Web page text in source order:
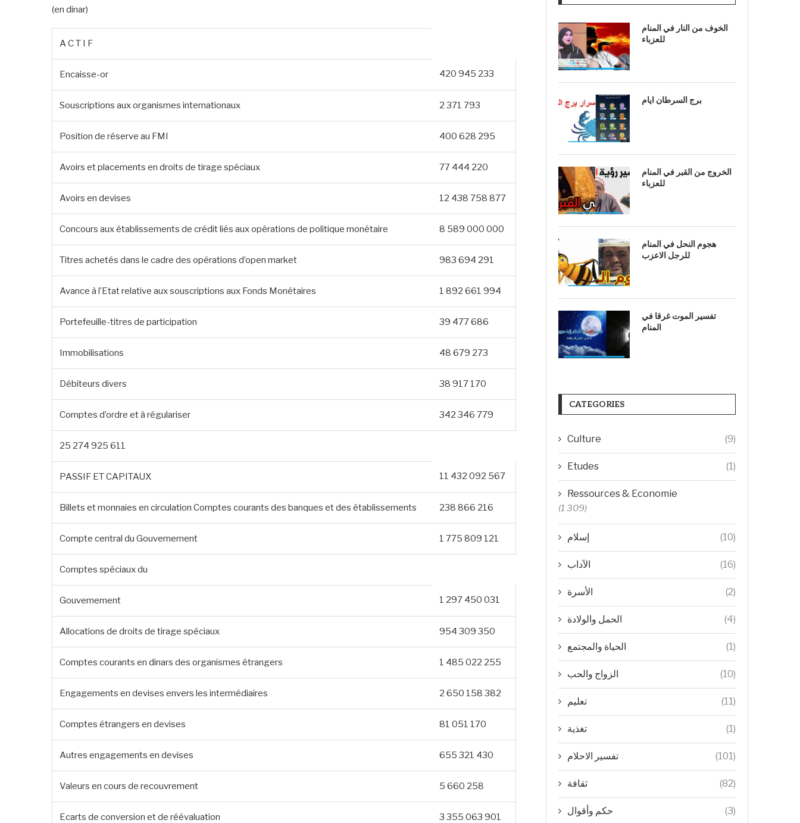
(en dinar)
A C T I F
Encaisse-or 420 945 233
Souscriptions aux organismes internationaux 2 371 793
Position de réserve au FMI 400 628 295
Avoirs et placements en droits de tirage spéciaux 77 444 220
Avoirs en devises 12 438 758 877
Concours aux établissements de crédit liés aux opérations de politique monétaire 8 589 000 000
Titres achetés dans le cadre des opérations d’open market 983 694 291
Avance à l’Etat relative aux souscriptions aux Fonds Monétaires 1 892 661 994
Portefeuille-titres de participation 39 477 686
Immobilisations 48 679 273
Débiteurs divers 38 917 170
Comptes d’ordre et à régulariser 342 346 779
25 274 925 611
PASSIF ET CAPITAUX 11 432 092 567
Billets et monnaies en circulation Comptes courants des banques et des établissements 238 866 216
Compte central du Gouvernement 1 775 809 121
Comptes spéciaux du
Gouvernement 1 297 450 031
Allocations de droits de tirage spéciaux 954 309 350
Comptes courants en dinars des organismes étrangers 1 485 022 255
Engagements en devises envers les intermédiaires 2 650 158 382
Comptes étrangers en devises 81 051 170
Autres engagements en devises 655 321 430
Valeurs en cours de recouvrement 5 660 258
Ecarts de conversion et de réévaluation 3 355 063 901
الخوف من النار في المنام
للعزباء
برج السرطان ايام
الخروج من القبر في المنام
للعزباء
هجوم النحل في المنام
للرجل الاعزب
تفسير الموت غرقا في
المنام
CATEGORIES
Culture (9)
Etudes (1)
Ressources & Economie
(1 309)
إسلام (10)
الآداب (16)
الأسرة (2)
الحمل والولادة (4)
الحياة والمجتمع (1)
الزواج والحب (10)
تعليم (11)
تغذية (1)
تفسير الاحلام (101)
ثقافة (82)
حكم وأقوال (3)